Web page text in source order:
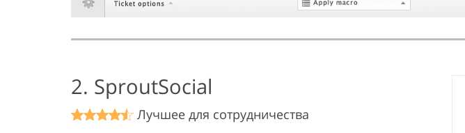
2. SproutSocial
Лучшее для сотрудничества